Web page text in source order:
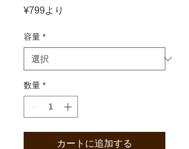
¥799より
価
容量 *
数量 *
カートに追加する